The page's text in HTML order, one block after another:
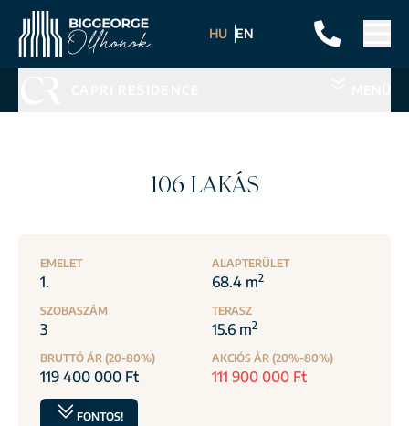
HU EN
106 LAKÁS
EMELET
1.
ALAPTERÜLET
68.4 m2
SZOBASZÁM
3
TERASZ
15.6 m2
BRUTTÓ ÁR (20-80%)
119 400 000 Ft
AKCIÓS ÁR (20%-80%)
111 900 000 Ft
FONTOS!